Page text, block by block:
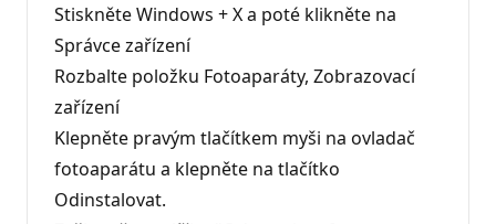
Stiskněte Windows + X a poté klikněte na
Správce zařízení
Rozbalte položku Fotoaparáty, Zobrazovací
zařízení
Klepněte pravým tlačítkem myši na ovladač
fotoaparátu a klepněte na tlačítko
Odinstalovat.